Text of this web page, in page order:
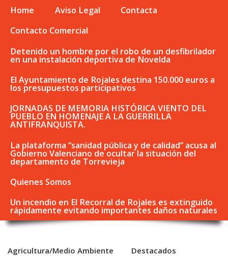
Home Aviso Legal
Contacta
Contacto Comercial
Detenido un hombre por el robo de un desfibrilador
en una instalación deportiva de Novelda
El Ayuntamiento de Rojales destina 150.000 euros a
los presupuestos participativos
JORNADAS DE MEMORIA HISTÓRICA VIENTO DEL
PUEBLO EN HOMENAJE A LA GUERRILLA
ANTIFRANQUISTA.
La plataforma “sanidad pública y de calidad” acusa al
Gobierno Valenciano de ocultar la situación del
departamento de Torrevieja
Quienes Somos
Un incendio en El Recorral de Rojales es extinguido
rápidamente evitando importantes daños naturales
Agricultura/Medio Ambiente Destacados